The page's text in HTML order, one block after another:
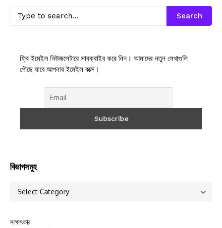
Search
ফ্রি ইমেইল নিউজলেটারে সাবক্রাইব করে নিন। আমাদের নতুন লেখাগুলি
পৌছে যাবে আপনার ইমেইল বক্সে।
বিভাগসমুহ
সাক্ষাৎকার